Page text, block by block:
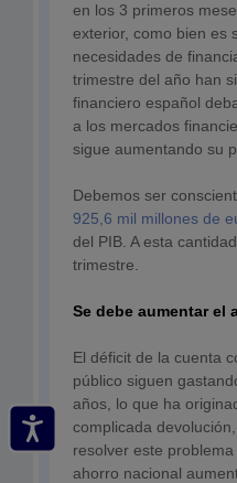
en los 3 primeros
exterior, como bien es
necesidades de
trimestre del año han
financiero español
a los mercados
sigue aumentando su
Debemos ser
925,6 mil millones de
del PIB. A esta
trimestre.
Se debe aumentar el
El déficit de la cuenta
público siguen
años, lo que ha
complicada
resolver este
ahorro nacional